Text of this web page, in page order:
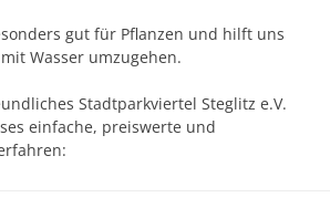
gut für Pflanzen und hilft uns
Wasser umzugehen.
Stadtparkviertel Steglitz e.V.
einfache, preiswerte und